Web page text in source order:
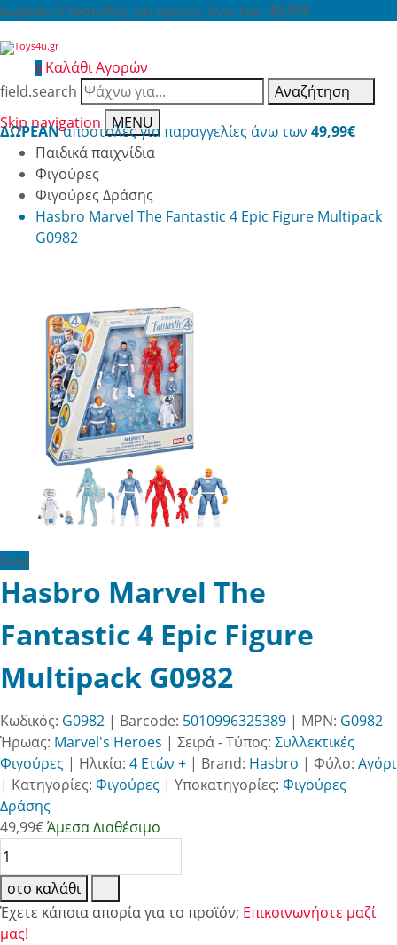
Δωρεάν Αποστολές για αγορές άνω των 49,99€
0 Καλάθι Αγορών
field.search
Αναζήτηση
Skip navigation
MENU
ΔΩΡΕΑΝαποστολές για παραγγελίες άνω των 49,99€
Παιδικά παιχνίδια
Φιγούρες
Φιγούρες Δράσης
Hasbro Marvel The Fantastic 4 Epic Figure Multipack
G0982
New
Hasbro Marvel The
Fantastic 4 Epic Figure
Multipack G0982
Κωδικός: G0982 | Barcode: 5010996325389 | MPN: G0982
Ήρωας: Marvel's Heroes | Σειρά - Τύπος: Συλλεκτικές
Φιγούρες | Ηλικία: 4 Ετών + | Brand: Hasbro | Φύλο: Αγόρι
| Κατηγορίες: Φιγούρες | Υποκατηγορίες: Φιγούρες
Δράσης
49,99€Άμεσα Διαθέσιμο
στο καλάθι
Έχετε κάποια απορία για το προϊόν; Επικοινωνήστε μαζί
μας!